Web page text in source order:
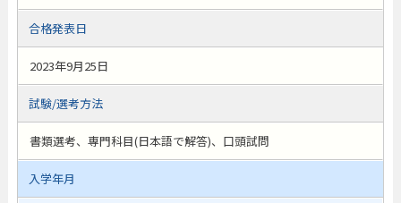
合格発表日
2023年9月25日
試験/選考方法
書類選考、専門科目(日本語で解答)、口頭試問
入学年月